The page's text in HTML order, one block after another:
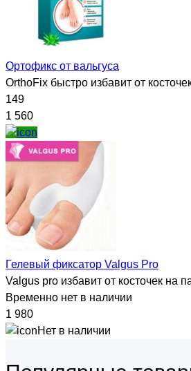
Ортофикс от вальгуса
OrthoFix быстро избавит от
149
1 560
Гелевый фиксатор Valgus Pro
Valgus pro избавит от косточек на
Временно нет в наличии
1 980
Нет в наличии